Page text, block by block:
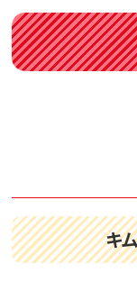
キ